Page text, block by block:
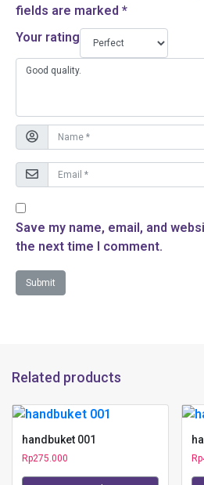
fields are marked *
Your rating
Save my name, email, and
the next time I comment.
Related products
handbuket 001
Rp275.000 Rp